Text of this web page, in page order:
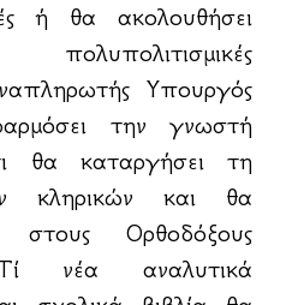
ή θα ακολουθήσει
Υπουργός
την γνωστή
θα καταργήσει τη
κληρικών και θα
στους Ορθοδόξους
Τί νέα αναλυτικά